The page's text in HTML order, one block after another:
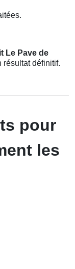
Le Pave de
résultat définitif.
pour
les